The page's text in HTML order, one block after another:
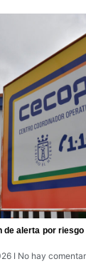
de alerta por
No hay